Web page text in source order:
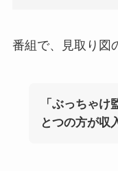
番組で、見取り図
「ぶっちゃけ
とつの方が収